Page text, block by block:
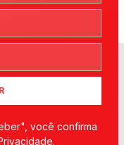
você confirma